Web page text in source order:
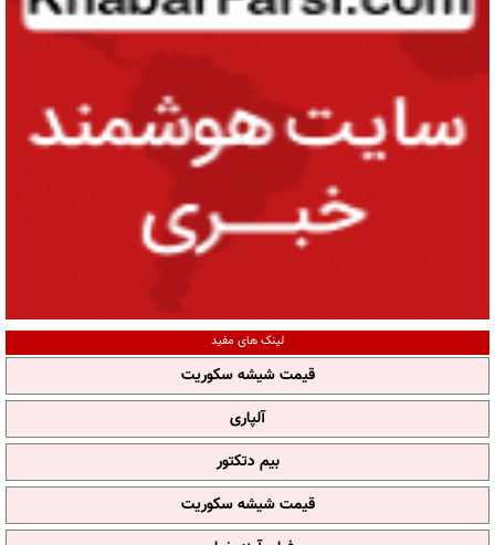
لینک های مفید
قیمت شیشه سکوریت
آلپاری
بیم دتکتور
قیمت شیشه سکوریت